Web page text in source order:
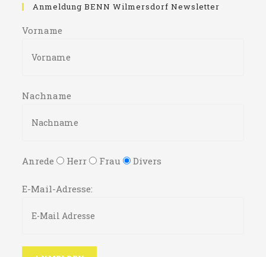
Anmeldung BENN Wilmersdorf Newsletter
Vorname
Nachname
Anrede Herr Frau Divers
E-Mail-Adresse: